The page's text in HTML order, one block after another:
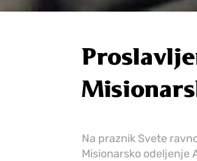
Na praznik Svete
Misionarsko odeljenje